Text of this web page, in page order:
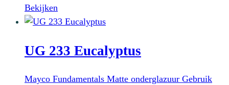
Bekijken
UG 233 Eucalyptus
Mayco Fundamentals Matte onderglazuur Gebruik